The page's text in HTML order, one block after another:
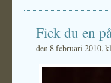
Fick du en
den 8 februari 2010,